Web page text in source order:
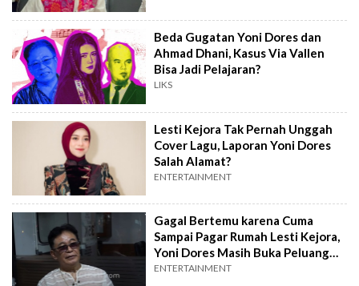
Beda Gugatan Yoni Dores dan
Ahmad Dhani, Kasus Via Vallen
Bisa Jadi Pelajaran?
LIKS
Lesti Kejora Tak Pernah Unggah
Cover Lagu, Laporan Yoni Dores
Salah Alamat?
ENTERTAINMENT
Gagal Bertemu karena Cuma
Sampai Pagar Rumah Lesti Kejora,
Yoni Dores Masih Buka Peluang
Damai
ENTERTAINMENT